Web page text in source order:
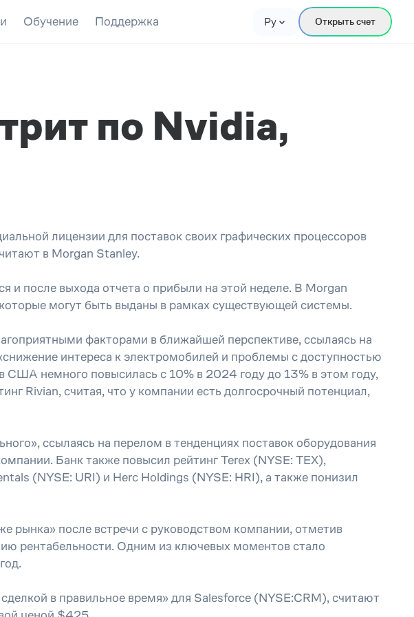
Обучение Поддержка Ру Открыть счет
по Nvidia,
лицензии для поставок своих графических процессоров
в Morgan Stanley.
и после выхода отчета о прибыли на этой неделе. В Morgan
могут быть выданы в рамках существующей системы.
факторами в ближайшей перспективе, ссылаясь на
интереса к электромобилей и проблемы с доступностью
США немного повысилась с 10% в 2024 году до 13% в этом году,
Rivian, считая, что у компании есть долгосрочный потенциал,
ссылаясь на перелом в тенденциях поставок оборудования
Банк также повысил рейтинг Terex (NYSE: TEX),
(NYSE: URI) и Herc Holdings (NYSE: HRI), а также понизил
рынка» после встречи с руководством компании, отметив
рентабельности. Одним из ключевых моментов стало
в правильное время» для Salesforce (NYSE:CRM), считают